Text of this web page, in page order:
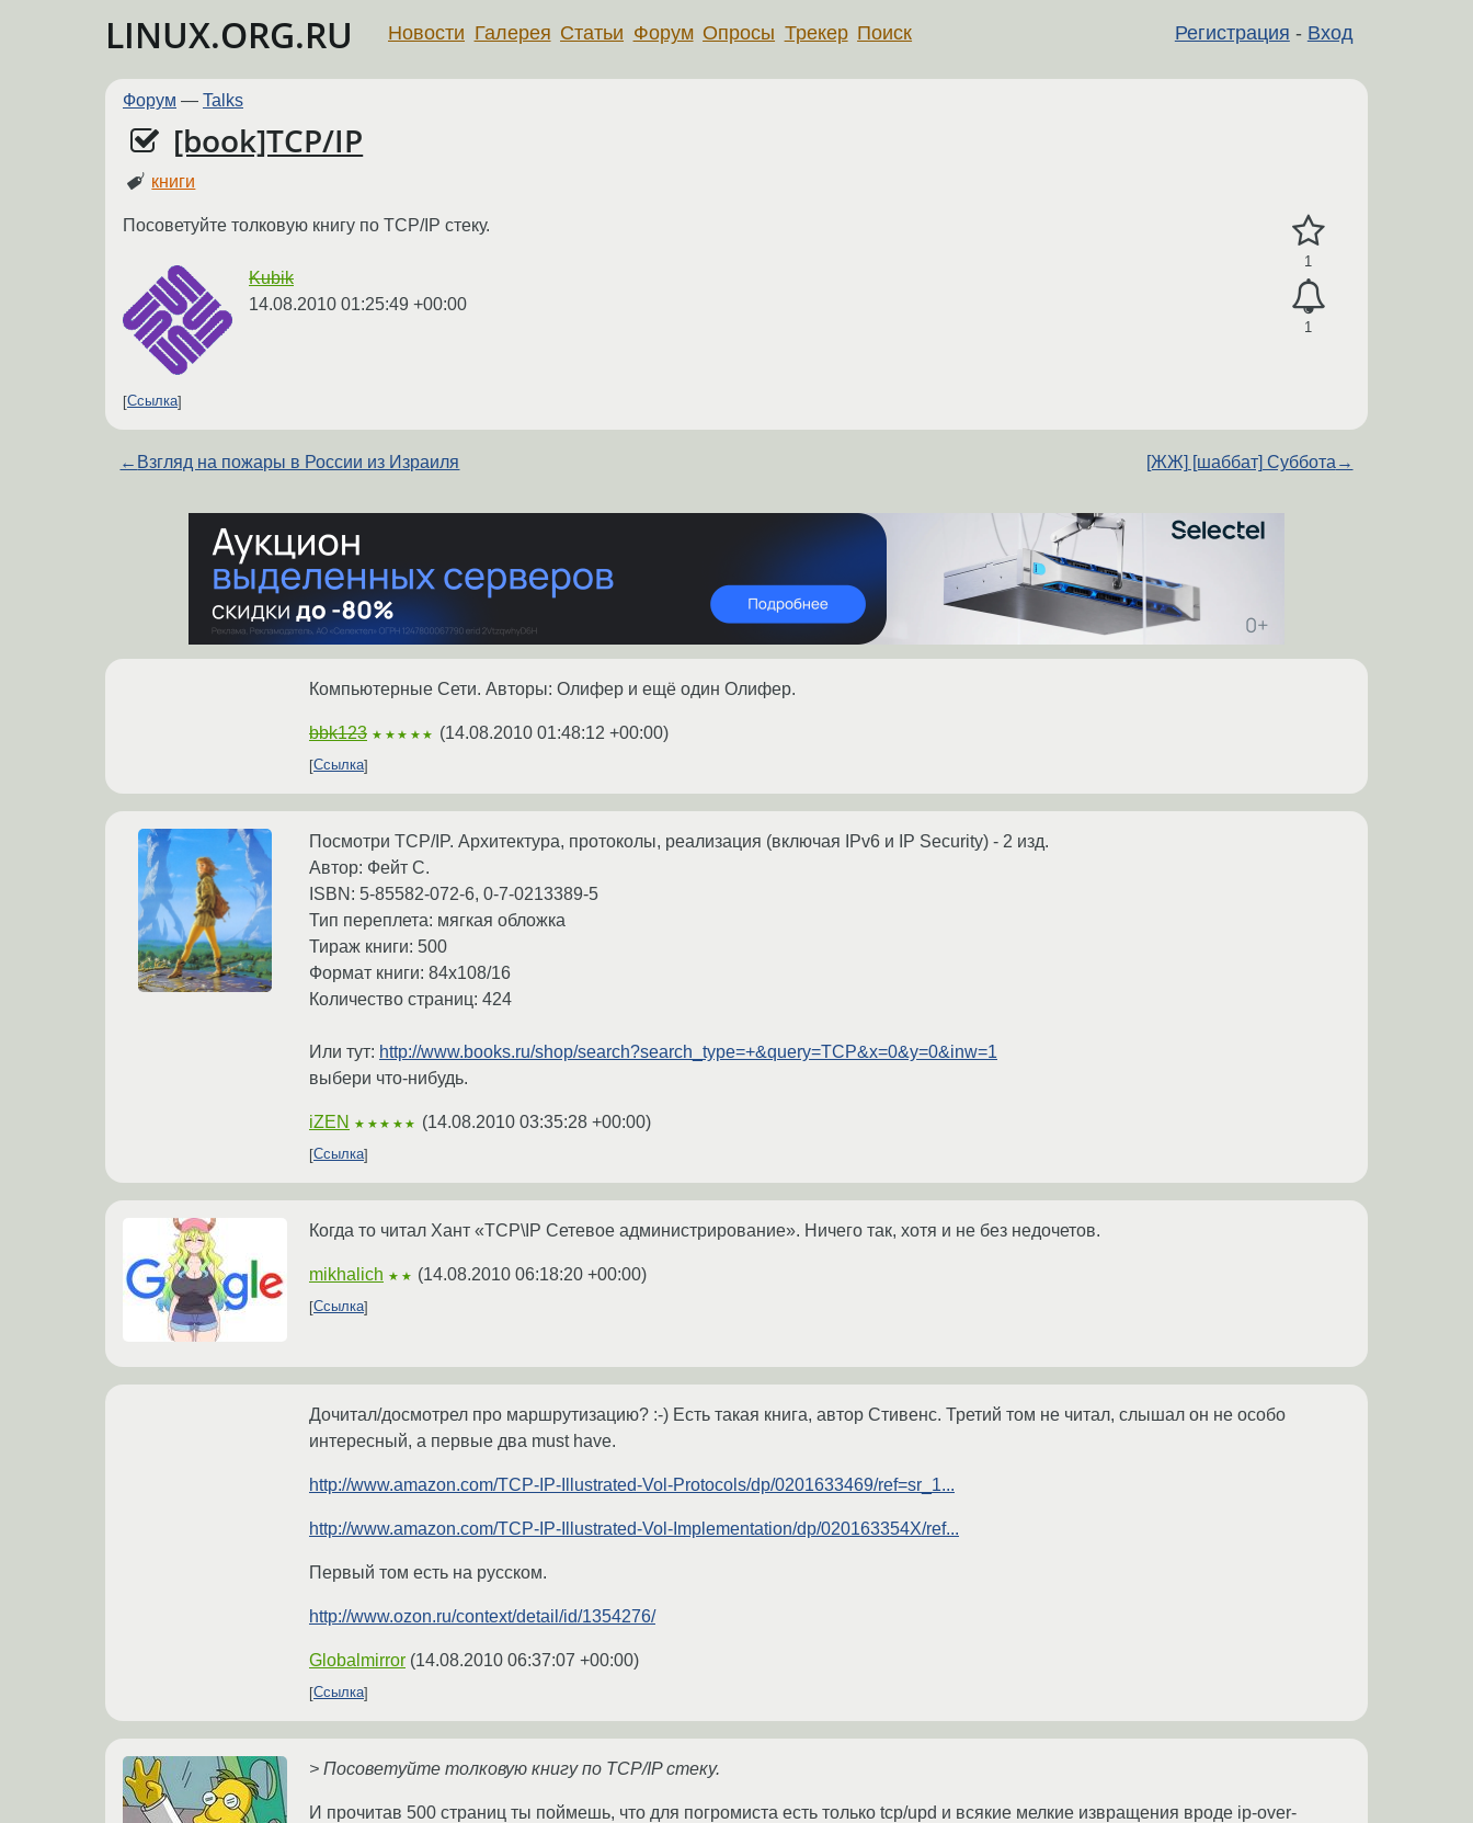
LINUX.ORG.RU Регистрация - Вход
Новости Галерея Статьи Форум Опросы Трекер Поиск
Форум — Talks
[book]TCP/IP
книги
1
1
Посоветуйте толковую книгу по TCP/IP стеку.
Kubik
14.08.2010 01:25:49 +00:00
Ссылка
← Взгляд на пожары в России из Израиля [ЖЖ] [шаббат] Суббота →
Компьютерные Сети. Авторы: Олифер и ещё один Олифер.
bbk123 ★★★★★ (14.08.2010 01:48:12 +00:00)
Ссылка
Посмотри TCP/IP. Архитектура, протоколы, реализация (включая IPv6 и IP Security) - 2 изд.
Автор: Фейт С.
ISBN: 5-85582-072-6, 0-7-0213389-5
Тип переплета: мягкая обложка
Тираж книги: 500
Формат книги: 84х108/16
Количество страниц: 424
Или тут: http://www.books.ru/shop/search?search_type=+&query=TCP&x=0&y=0&inw=1
выбери что-нибудь.
iZEN ★★★★★ (14.08.2010 03:35:28 +00:00)
Ссылка
Когда то читал Хант «TCP\IP Сетевое администрирование». Ничего так, хотя и не без недочетов.
mikhalich ★★ (14.08.2010 06:18:20 +00:00)
Ссылка
Дочитал/досмотрел про маршрутизацию? :-) Есть такая книга, автор Стивенс. Третий том не читал, слышал он не особо
интересный, а первые два must have.
http://www.amazon.com/TCP-IP-Illustrated-Vol-Protocols/dp/0201633469/ref=sr_1...
http://www.amazon.com/TCP-IP-Illustrated-Vol-Implementation/dp/020163354X/ref...
Первый том есть на русском.
http://www.ozon.ru/context/detail/id/1354276/
Globalmirror (14.08.2010 06:37:07 +00:00)
Ссылка
> Посоветуйте толковую книгу по TCP/IP стеку.
И прочитав 500 страниц ты поймешь, что для погромиста есть только tcp/upd и всякие мелкие извращения вроде ip-over-